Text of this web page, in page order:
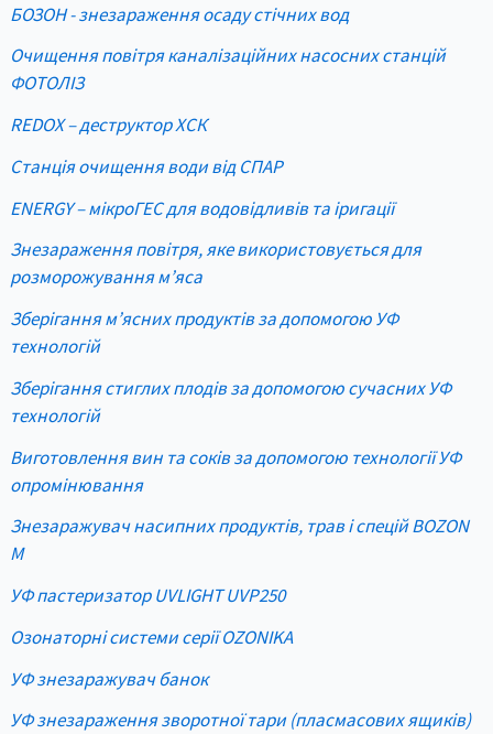
БОЗОН - знезараження осаду стічних вод
Очищення повітря каналізаційних насосних станцій
ФОТОЛІЗ
REDOX – деструктор ХСК
Станція очищення води від СПАР
ENERGY – мікроГЕС для водовідливів та іригації
Знезараження повітря, яке використовується для
розморожування м’яса
Зберігання м’ясних продуктів за допомогою УФ
технологій
Зберігання стиглих плодів за допомогою сучасних УФ
технологій
Виготовлення вин та соків за допомогою технології УФ
опромінювання
Знезаражувач насипних продуктів, трав і спецій BOZON
M
УФ пастеризатор UVLIGHT UVP250
Озонаторні системи серії OZONIKA
УФ знезаражувач банок
УФ знезараження зворотної тари (пласмасових ящиків)